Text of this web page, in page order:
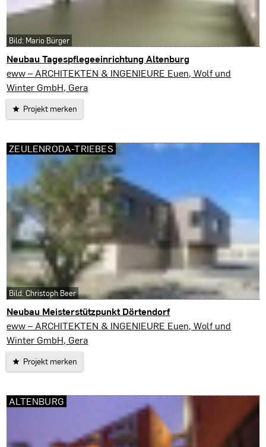
Neubau Tagespflegeeinrichtung Altenburg
Altenburg
eww – ARCHITEKTEN & INGENIEURE Euen, Wolf und
Winter GmbH, Gera
Projekt merken
Bild: Mario Bürger
Neubau Meisterstützpunkt Dörtendorf
Zeulenroda-Triebes
eww – ARCHITEKTEN & INGENIEURE Euen, Wolf und
Winter GmbH, Gera
Projekt merken
ZEULENRODA-TRIEBES
Bild: Christoph Beer
ALTENBURG